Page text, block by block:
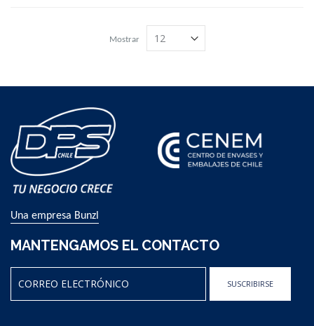
Mostrar
Una empresa Bunzl
MANTENGAMOS EL CONTACTO
SUSCRIBIRSE